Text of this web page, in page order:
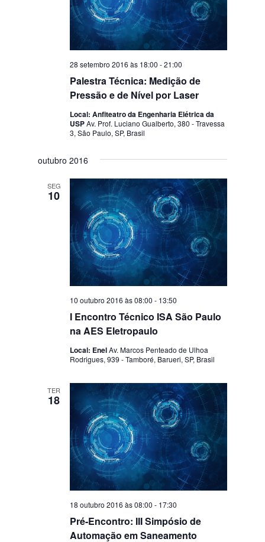
Palestra Técnica: Medição de
Pressão e de Nível por Laser
28 setembro 2016 às 18:00 -21:00
Local: Anfiteatro da Engenharia Elétrica da
USPAv. Prof. Luciano Gualberto, 380 - Travessa
3, São Paulo, SP, Brasil
outubro 2016
SEG
10
I Encontro Técnico ISA São Paulo
na AES Eletropaulo
10 outubro 2016 às 08:00 - 13:50
Local: EnelAv. Marcos Penteado de Ulhoa
Rodrigues, 939 - Tamboré, Barueri, SP, Brasil
TER
18
Pré-Encontro: III Simpósio de
Automação em Saneamento
18 outubro 2016 às 08:00 - 17:30